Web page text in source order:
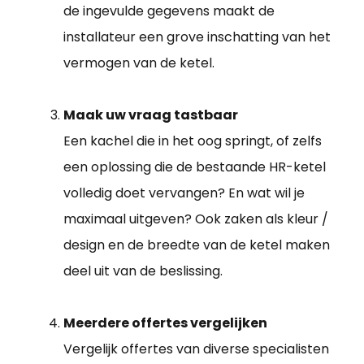
de ingevulde gegevens maakt de
installateur een grove inschatting van het
vermogen van de ketel.
Maak uw vraag tastbaar
Een kachel die in het oog springt, of zelfs
een oplossing die de bestaande HR-ketel
volledig doet vervangen? En wat wil je
maximaal uitgeven? Ook zaken als kleur /
design en de breedte van de ketel maken
deel uit van de beslissing.
Meerdere offertes vergelijken
Vergelijk offertes van diverse specialisten